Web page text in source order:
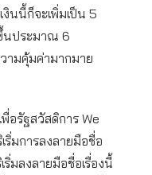
นนี้ก็จะเพิ่มเป็น 5
นประมาณ 6
วามคุ้มค่ามากมาย
อรัฐสวัสดิการ We
ริ่มการลงลายมือชื่อ
มลงลายมือชื่อเรื่องนี้